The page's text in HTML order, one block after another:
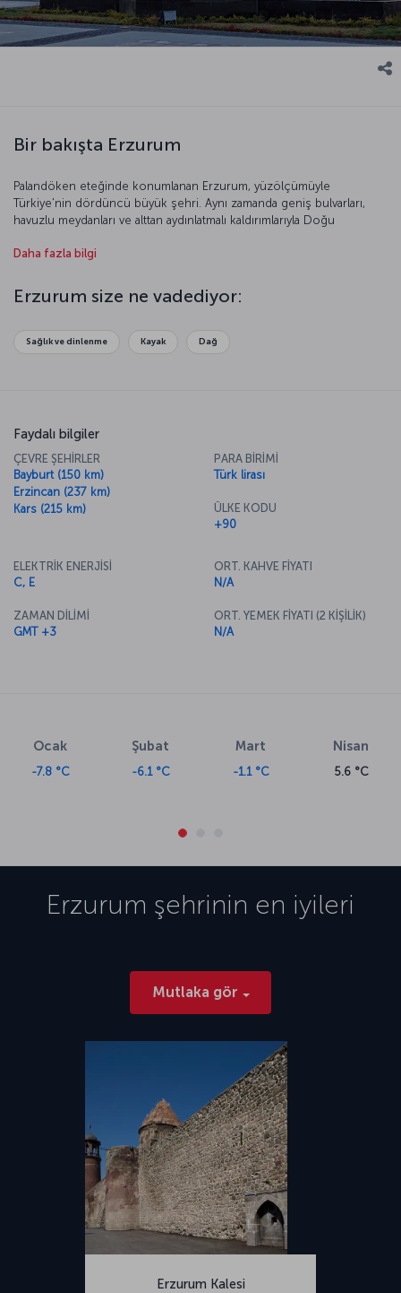
Bir bakışta Erzurum
Palandöken eteğinde konumlanan Erzurum, yüzölçümüyle
Türkiye'nin dördüncü büyük şehri. Aynı zamanda geniş bulvarları,
havuzlu meydanları ve alttan aydınlatmalı kaldırımlarıyla Doğu
yapmış olan kent, kültürel zenginliğiyle dikkat çekiyor. Kış turizminin
sunuyor.
Daha fazla bilgi
Erzurum size ne vadediyor:
Sağlık ve dinlenme Kayak Dağ
Faydalı bilgiler
ÇEVRE ŞEHİRLER
Bayburt (150 km)
Erzincan (237 km)
Kars (215 km)
PARA BİRİMİ
Türk lirası
ÜLKE KODU
+90
ELEKTRİK ENERJİSİ
C, E
ZAMAN DİLİMİ
GMT +3
ORT. KAHVE FİYATI
N/A
ORT. YEMEK FİYATI (2 KİŞİLİK)
N/A
Ocak
-7.8 °C
Şubat
-6.1 °C
Mart
-1.1 °C
Nisan
5.6 °C
Erzurum şehrinin en iyileri
Mutlaka gör
Erzurum Kalesi